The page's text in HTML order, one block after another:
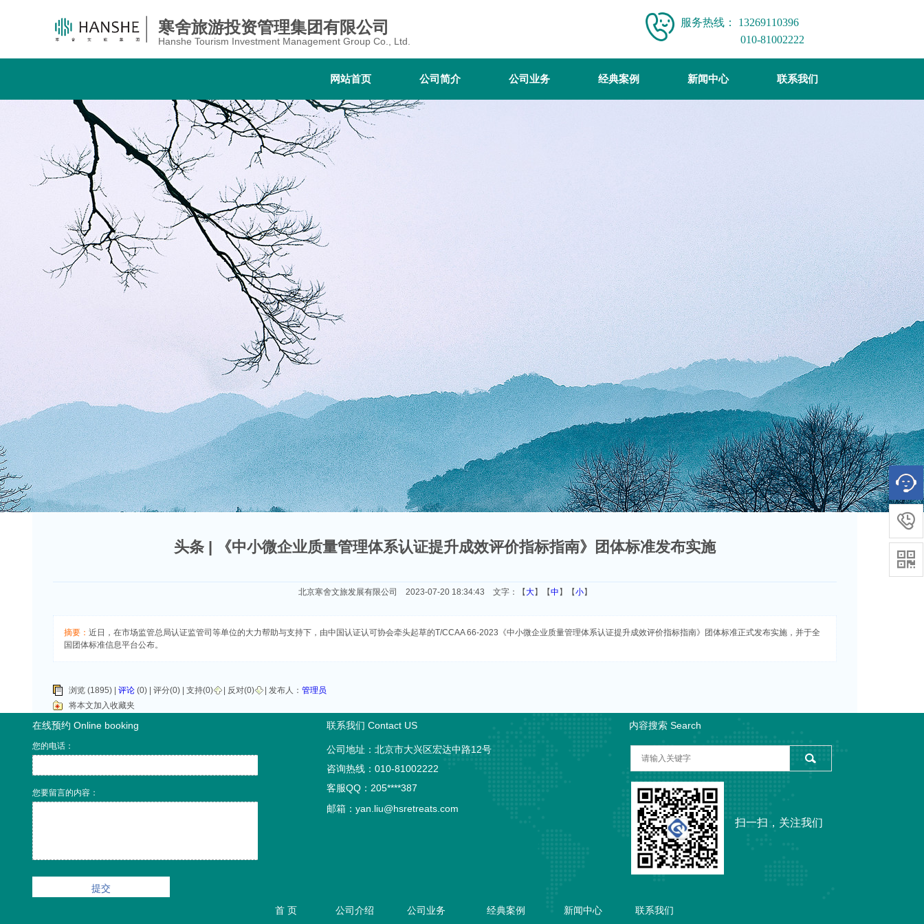
网站首页 公司简介 公司业务 经典案例 新闻中心 联系我们
网站首页 公司简介 公司业务 经典案例 新闻中心 联系我们
Hanshe Tourism Investment Management Group Co., Ltd. 010-81002222
寒舍旅游投资管理集团有限公司 服务热线： 13269110396
头条 | 《中小微企业质量管理体系认证提升成效评价指标指南》团体标准发布实施
北京寒舍文旅发展有限公司 2023-07-20 18:34:43 文字：【大】【中 】【小】
摘要： 近日，在市场监管总局认证监管司等单位的大力帮助与支持下，由中国认证认可协会牵头起草的T/CCAA 66-2023《中小微企业质量管理体系认证提升成效评价指标指南》团体标准正式发布实施，并于全
国团体标准信息平台公布。
浏览 (1895) | 评论 (0) | 评分(0) | 支持(0) 反对(0) | 发布人： 管理员
将本文加入收藏夹
公司地址：北京市大兴区宏达中路12号
咨询热线：010-81002222
客服QQ：205****387
邮箱： yan.liu@hsretreats.com
联系我们 Contact US
在线预约 Online booking
您的电话：
您要留言的内容：
首 页 公司介绍 公司业务 经典案例 新闻中心 联系我们
扫一扫，关注我们
内容搜索 Search

